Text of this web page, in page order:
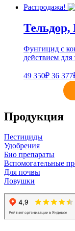
Распродажа!
Фунгицид с
действием
49 350₽ 36
Продукция
Пестициды
Удобрения
Био препараты
Вспомогательные
Для почвы
Ловушки